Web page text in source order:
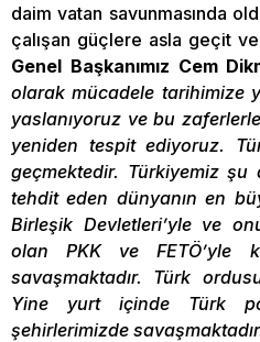
daim vatan savunmasında
çalışan güçlere asla geçit
Genel Başkanımız Cem
olarak mücadele tarihimize
yaslanıyoruz ve bu
yeniden tespit ediyoruz.
geçmektedir. Türkiyemiz
tehdit eden dünyanın en
Birleşik Devletleri’yle ve
olan PKK ve FETÖ’yle
savaşmaktadır. Türk
Yine yurt içinde Türk
şehirlerimizde